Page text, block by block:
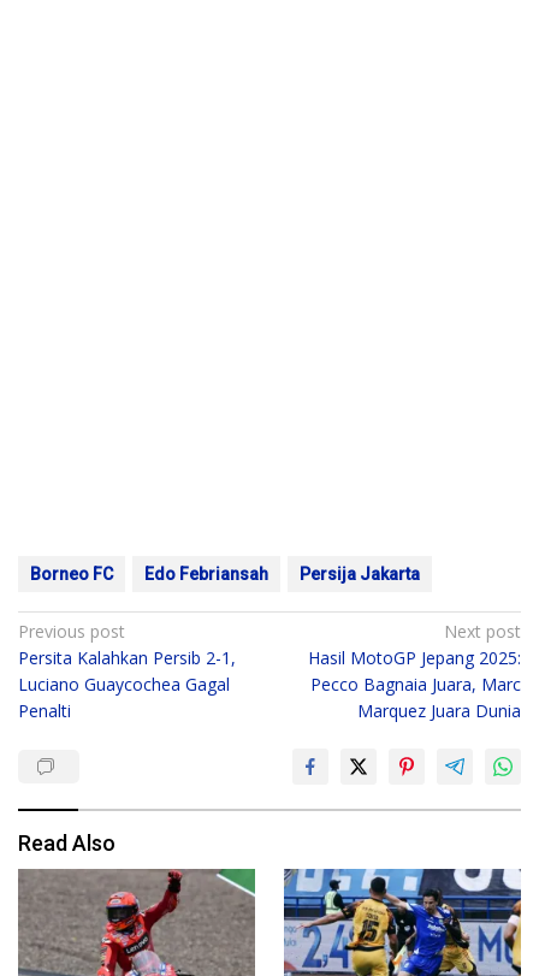
Borneo FC Edo Febriansah Persija Jakarta
Post
navigation
Previous post
Persita Kalahkan Persib 2-1,
Luciano Guaycochea Gagal
Penalti
Next post
Hasil MotoGP Jepang 2025:
Pecco Bagnaia Juara, Marc
Marquez Juara Dunia
Read Also